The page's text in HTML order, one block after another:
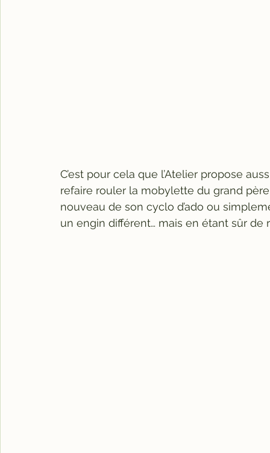
C’est pour cela que l’Atelier propose
refaire rouler la mobylette du grand
nouveau de son cyclo d’ado ou
un engin différent… mais en étant sûr de